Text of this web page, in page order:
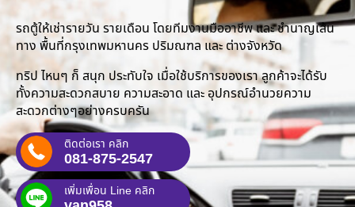
รถตู้ให้เช่ารายวัน รายเดือน โดยทีมงานมืออาชีพ และ ชำนาญเส้น
ทาง พื้นที่กรุงเทพมหานคร ปริมณฑล และ ต่างจังหวัด
ทริป ไหนๆ ก็ สนุก ประทับใจ เมื่อใช้บริการของเรา ลูกค้าจะได้รับ
ทั้งความสะดวกสบาย ความสะอาด และ อุปกรณ์อำนวยความ
สะดวกต่างๆอย่างครบครัน
ติดต่อเรา คลิก
081-875-2547
เพิ่มเพื่อน Line คลิก